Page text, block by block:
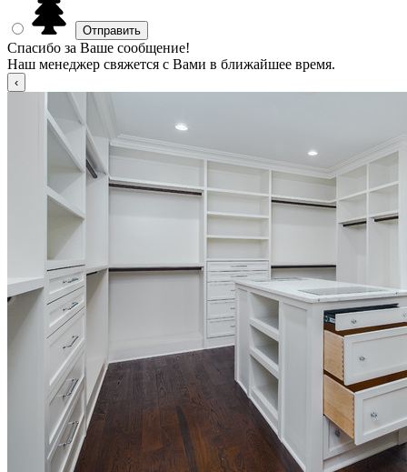
Спасибо за Ваше сообщение!
Наш менеджер свяжется с Вами в ближайшее время.